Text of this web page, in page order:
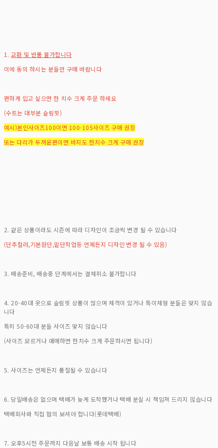
1.교환 및 반품 불가합니다
이에 동의 하시는 분들만 구매 바랍니다
편하게 입고 싶으면 한 치수 크게 주문 하세요
(수트는 대부분 슬림핏)
예시)본인사이즈100이면 100-105사이즈 구매 권장
또는 다리가 두꺼운편이면 바지도 한치수 크게 구매 권장
2. 같은 상품이라도 시즌에 따라 디자인이 조금씩 변경 될 수 있습니다
(단추컬러,기본원단,밑단작업등 언제든지 디자인 변경 될 수 있음)
3. 배송준비, 배송중 단계에서는 결체취소 불가합니다
4. 20-40대 옷으로 슬림핏 상품이 많으며 체격이 있거나 특이체형 분들은 맞지 않습
니다
특히 50-60대 분들 사이즈 맞지 않습니다
(사이즈 모르거나 애매하면 한치수 크게 주문하시면 됩니다)
5. 사이즈는 언제든지 품절될 수 있습니다
6. 당일배송은 없으며 택배가 늦게 도착했거나 택배 분실 시 책임져 드리지 않습니다
택배회사와 직접 협의 보셔야 합니다(롯데택배)
7. 오후5시전 주문까지 다음날 보통 배송 시작 됩니다